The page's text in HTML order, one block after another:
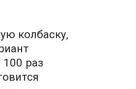
колбаску,
раз